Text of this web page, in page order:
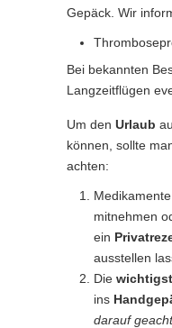
Gepäck. Wir
Bei bekannten
Langzeitflügen
Um den Urlaub
können, sollte
achten:
mitnehmen
ein
ausstellen
Die
ins
darauf